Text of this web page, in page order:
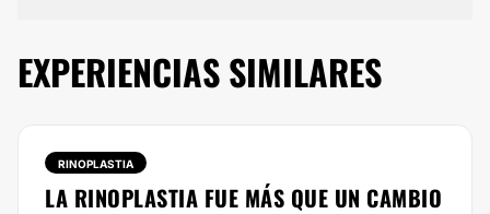
EXPERIENCIAS SIMILARES
RINOPLASTIA
LA RINOPLASTIA FUE MÁS QUE UN CAMBIO